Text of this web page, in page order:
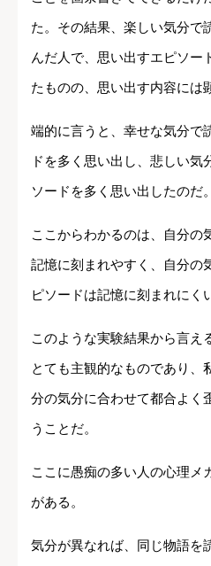
た。その結果、楽しい気分で
んだ人で、思い出すエピソー
たものの、思い出す内容には
端的に言うと、幸せな気分で
ドを多く思い出し、悲しい
ソードを多く思い出したのだ。
ここからわかるのは、自分の
記憶に刻まれやすく、自分の
ピソードは記憶に刻まれにく
このような実験結果から言え
とても主観的なものであり、
分の気分に合わせて都合よく
うことだ。
ここに愚痴の多い人の心理メ
がある。
気分が異なれば、同じ物語を